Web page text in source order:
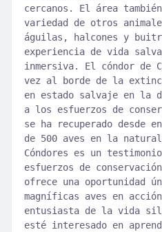
cercanos. El área
variedad de otros
águilas, halcones y
experiencia de vida
inmersiva. El cóndor de
vez al borde de la
en estado salvaje en la
a los esfuerzos de
se ha recuperado desde
de 500 aves en la
Cóndores es un
esfuerzos de
ofrece una oportunidad
magníficas aves en
entusiasta de la vida
esté interesado en